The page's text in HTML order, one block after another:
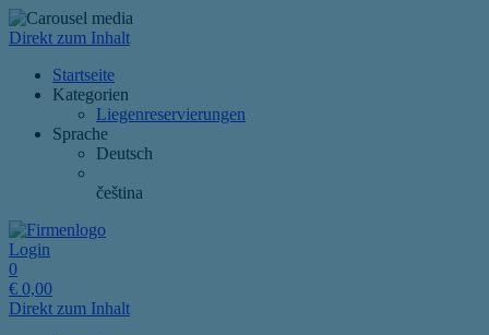
Direkt zum Inhalt
Startseite
Kategorien
Liegenreservierungen
Sprache
Deutsch
čeština
Login
0
€ 0,00
Direkt zum Inhalt